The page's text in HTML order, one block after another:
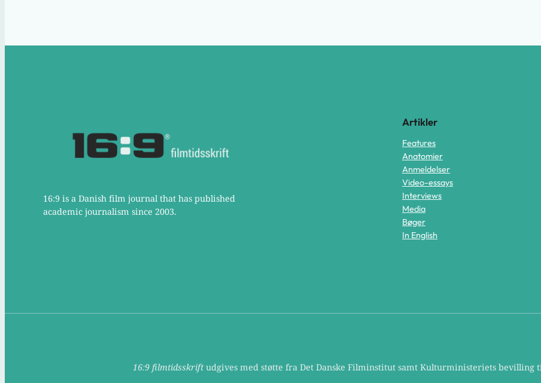
16:9 is a Danish film journal that has published
academic journalism since 2003.
Artikler
Features
Anatomier
Anmeldelser
Video-essays
Interviews
Media
Bøger
In English
16:9 filmtidsskriftudgives med støtte fra Det Danske Filminstitut samt Kulturministeriets bevilling